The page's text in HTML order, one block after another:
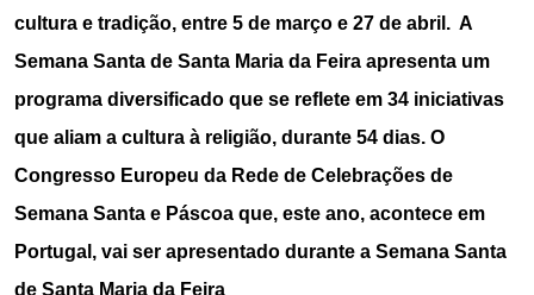
cultura e tradição, entre 5 de março e 27 de abril. A
Semana Santa de Santa Maria da Feira apresenta um
programa diversificado que se reflete em 34 iniciativas
que aliam a cultura à religião, durante 54 dias. O
Congresso Europeu da Rede de Celebrações de
Semana Santa e Páscoa que, este ano, acontece em
Portugal, vai ser apresentado durante a Semana Santa
de Santa Maria da Feira